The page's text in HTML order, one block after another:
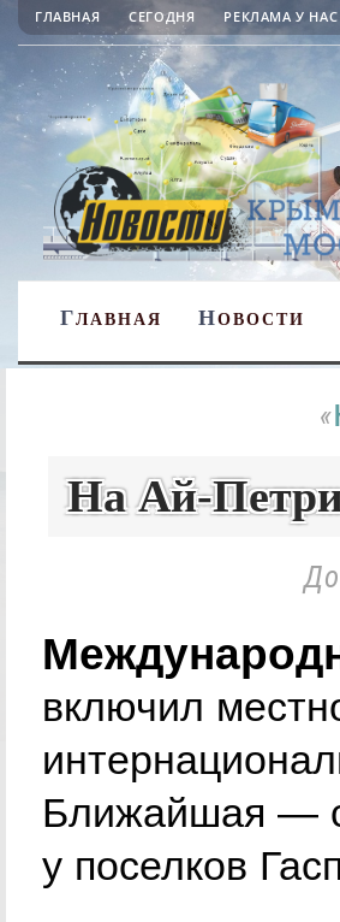
ГЛАВНАЯ СЕГОДНЯ РЕКЛАМА У НАС
ГЛАВНАЯ НОВОСТИ
«
На Ай-Петри
включил
Ближайшая —
у поселков